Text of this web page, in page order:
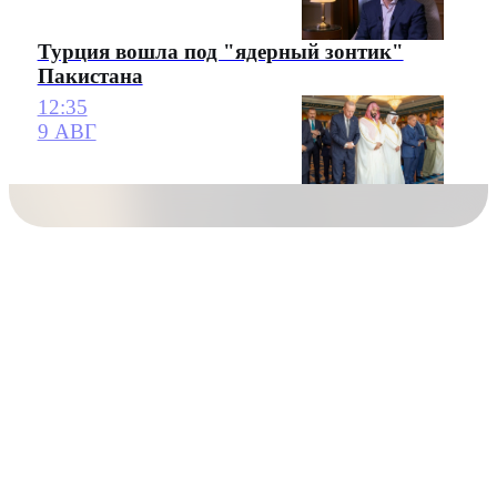
Турция вошла под "ядерный зонтик"
Пакистана
12:35
9 АВГ